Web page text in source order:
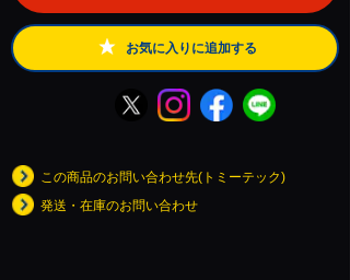
お気に入りに追加する
この商品のお問い合わせ先(トミーテック)
発送・在庫のお問い合わせ